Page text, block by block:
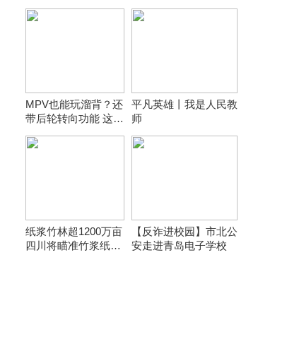
对中国的长期发展前景
MPV也能玩溜背？还
带后轮转向功能 这小
平凡英雄丨我是人民教
师
纸浆竹林超1200万亩
四川将瞄准竹浆纸产
【反诈进校园】市北公
安走进青岛电子学校